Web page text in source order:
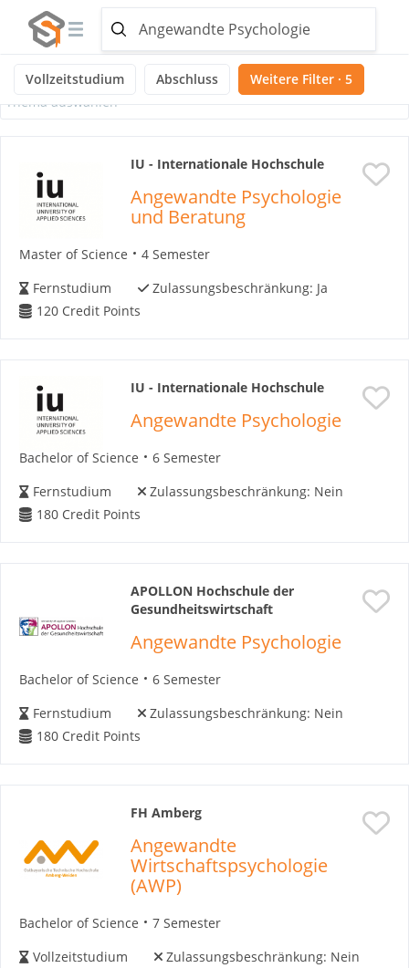
Vollzeitstudium Abschluss Weitere Filter · 5
Noch keine Themen ausgewählt
Thema auswählen
IU - Internationale Hochschule
Angewandte Psychologie
und Beratung
Master of Science
4 Semester
Fernstudium
Zulassungsbeschränkung: Ja
120 Credit Points
IU - Internationale Hochschule
Angewandte Psychologie
Bachelor of Science
6 Semester
Fernstudium
Zulassungsbeschränkung: Nein
180 Credit Points
APOLLON Hochschule der
Gesundheitswirtschaft
Angewandte Psychologie
Bachelor of Science
6 Semester
Fernstudium
Zulassungsbeschränkung: Nein
180 Credit Points
FH Amberg
Angewandte
Wirtschaftspsychologie
(AWP)
Bachelor of Science
7 Semester
Vollzeitstudium
Zulassungsbeschränkung: Nein